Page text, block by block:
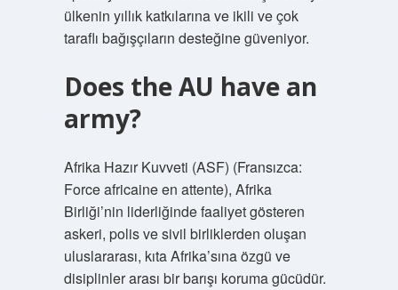
ülkenin yıllık katkılarına ve ikili ve çok
taraflı bağışçıların desteğine güveniyor.
Does the AU have an
army?
Afrika Hazır Kuvveti (ASF) (Fransızca:
Force africaine en attente), Afrika
Birliği’nin liderliğinde faaliyet gösteren
askeri, polis ve sivil birliklerden oluşan
uluslararası, kıta Afrika’sına özgü ve
disiplinler arası bir barışı koruma gücüdür.